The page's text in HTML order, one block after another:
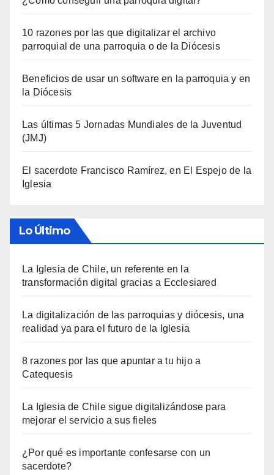
10 razones por las que digitalizar el archivo
parroquial de una parroquia o de la Diócesis
Beneficios de usar un software en la parroquia y en
la Diócesis
Las últimas 5 Jornadas Mundiales de la Juventud
(JMJ)
El sacerdote Francisco Ramírez, en El Espejo de la
Iglesia
Lo Último
La Iglesia de Chile, un referente en la
transformación digital gracias a Ecclesiared
La digitalización de las parroquias y diócesis, una
realidad ya para el futuro de la Iglesia
8 razones por las que apuntar a tu hijo a
Catequesis
La Iglesia de Chile sigue digitalizándose para
mejorar el servicio a sus fieles
¿Por qué es importante confesarse con un
sacerdote?